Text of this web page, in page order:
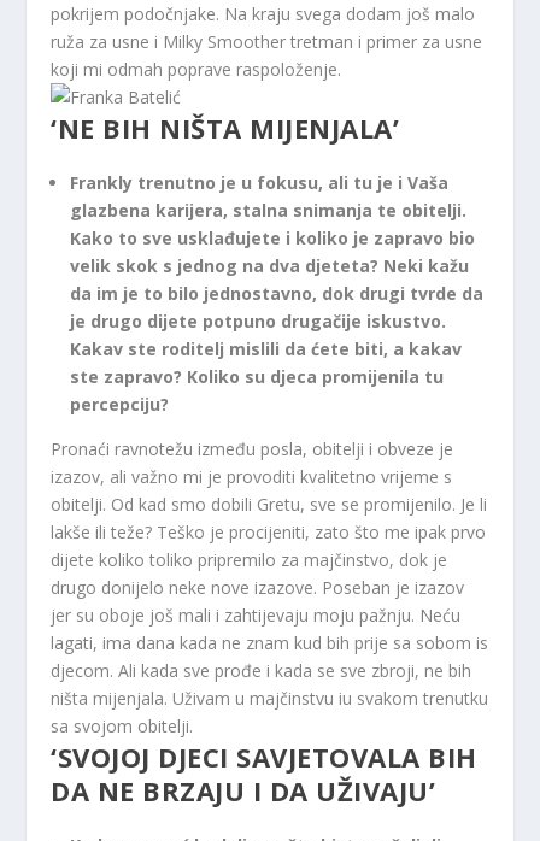
pokrijem podočnjake. Na kraju svega dodam još malo
ruža za usne i Milky Smoother tretman i primer za usne
koji mi odmah poprave raspoloženje.
‘NE BIH NIŠTA MIJENJALA’
Frankly trenutno je u fokusu, ali tu je i Vaša
glazbena karijera, stalna snimanja te obitelji.
Kako to sve usklađujete i koliko je zapravo bio
velik skok s jednog na dva djeteta? Neki kažu
da im je to bilo jednostavno, dok drugi tvrde da
je drugo dijete potpuno drugačije iskustvo.
Kakav ste roditelj mislili da ćete biti, a kakav
ste zapravo? Koliko su djeca promijenila tu
percepciju?
Pronaći ravnotežu između posla, obitelji i obveze je
izazov, ali važno mi je provoditi kvalitetno vrijeme s
obitelji. Od kad smo dobili Gretu, sve se promijenilo. Je li
lakše ili teže? Teško je procijeniti, zato što me ipak prvo
dijete koliko toliko pripremilo za majčinstvo, dok je
drugo donijelo neke nove izazove. Poseban je izazov
jer su oboje još mali i zahtijevaju moju pažnju. Neću
lagati, ima dana kada ne znam kud bih prije sa sobom is
djecom. Ali kada sve prođe i kada se sve zbroji, ne bih
ništa mijenjala. Uživam u majčinstvu iu svakom trenutku
sa svojom obitelji.
‘SVOJOJ DJECI SAVJETOVALA BIH
DA NE BRZAJU I DA UŽIVAJU’